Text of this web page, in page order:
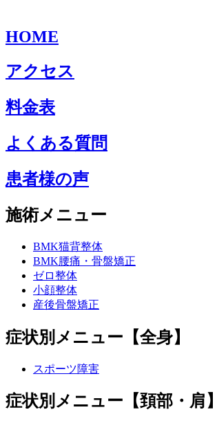
HOME
アクセス
料金表
よくある質問
患者様の声
施術メニュー
BMK猫背整体
BMK腰痛・骨盤矯正
ゼロ整体
小顔整体
産後骨盤矯正
症状別メニュー【全身】
スポーツ障害
症状別メニュー【頚部・肩】